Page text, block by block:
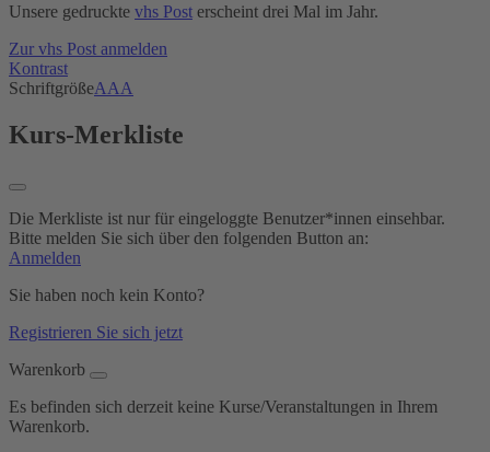
Unsere gedruckte vhs Post erscheint drei Mal im Jahr.
Zur vhs Post anmelden
Kontrast
SchriftgrößeAAA
Kurs-Merkliste
Die Merkliste ist nur für eingeloggte Benutzer*innen einsehbar.
Bitte melden Sie sich über den folgenden Button an:
Anmelden
Sie haben noch kein Konto?
Registrieren Sie sich jetzt
Warenkorb
Es befinden sich derzeit keine Kurse/Veranstaltungen in Ihrem
Warenkorb.